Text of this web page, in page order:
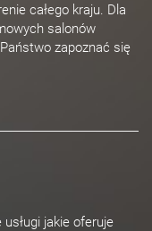
całego kraju. Dla
salonów
zapoznać się
jakie oferuje